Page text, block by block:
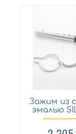
Зажим из
эмалью
1...